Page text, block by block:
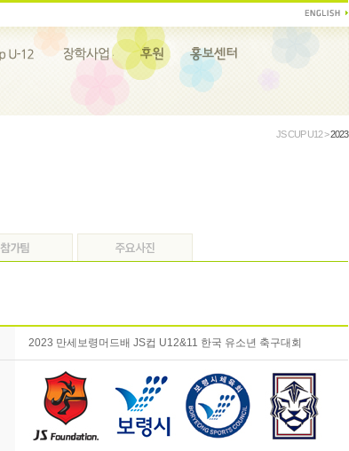
JS CUP U12 >2023
2023 만세보령머드배 JS컵 U12&11 한국 유소년 축구대회